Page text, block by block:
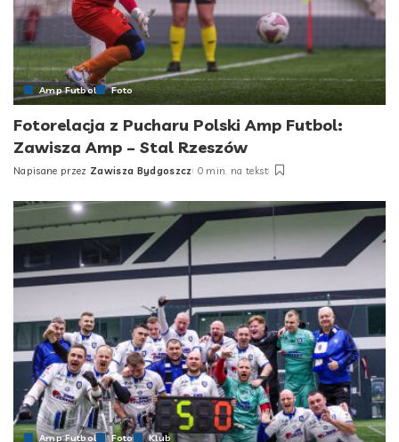
Amp Futbol Foto
Fotorelacja z Pucharu Polski Amp Futbol:
Zawisza Amp – Stal Rzeszów
Posted
Napisane przez Zawisza Bydgoszcz 0 min. na tekst
Amp Futbol Foto Klub